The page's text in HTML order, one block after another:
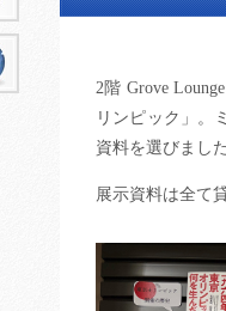
2階 Grove
リンピック」。
資料を選びまし
展示資料は全て